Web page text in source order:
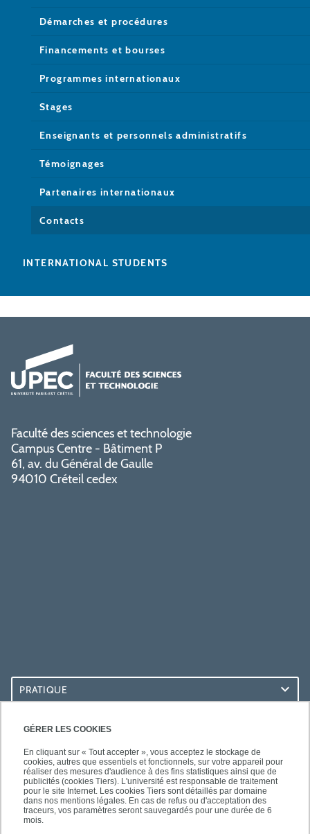
GÉRER LES COOKIES
En cliquant sur « Tout accepter », vous acceptez le stockage de
cookies, autres que essentiels et fonctionnels, sur votre appareil pour
réaliser des mesures d'audience à des fins statistiques ainsi que de
publicités (cookies Tiers). L'université est responsable de traitement
pour le site Internet. Les cookies Tiers sont détaillés par domaine
dans nos mentions légales. En cas de refus ou d'acceptation des
traceurs, vos paramètres seront sauvegardés pour une durée de 6
mois.
Démarches et procédures
Financements et bourses
Programmes internationaux
Stages
Enseignants et personnels administratifs
Témoignages
Partenaires internationaux
Contacts
INTERNATIONAL STUDENTS
Faculté des sciences et technologie
Campus Centre - Bâtiment P
61, av. du Général de Gaulle
94010 Créteil cedex
PRATIQUE
ACCÈS RAPIDES
SUIVEZ-NOUS